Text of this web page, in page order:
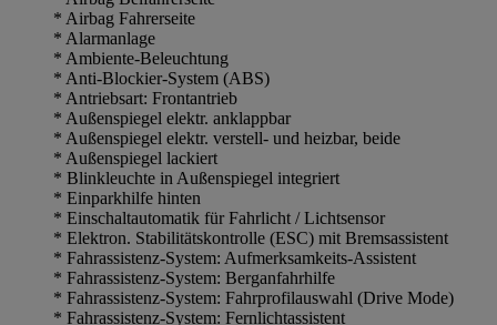
* Airbag Fahrerseite
* Alarmanlage
* Ambiente-Beleuchtung
* Anti-Blockier-System (ABS)
* Antriebsart: Frontantrieb
* Außenspiegel elektr. anklappbar
* Außenspiegel elektr. verstell- und heizbar, beide
* Außenspiegel lackiert
* Blinkleuchte in Außenspiegel integriert
* Einparkhilfe hinten
* Einschaltautomatik für Fahrlicht / Lichtsensor
* Elektron. Stabilitätskontrolle (ESC) mit Bremsassistent
* Fahrassistenz-System: Aufmerksamkeits-Assistent
* Fahrassistenz-System: Berganfahrhilfe
* Fahrassistenz-System: Fahrprofilauswahl (Drive Mode)
* Fahrassistenz-System: Fernlichtassistent